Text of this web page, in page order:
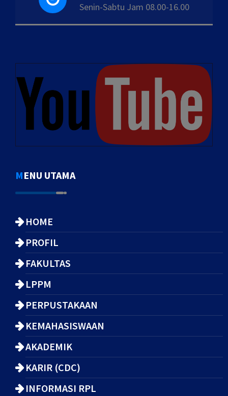
Senin-Sabtu Jam 08.00-16.00
MENU UTAMA
HOME
PROFIL
FAKULTAS
LPPM
PERPUSTAKAAN
KEMAHASISWAAN
AKADEMIK
KARIR (CDC)
INFORMASI RPL